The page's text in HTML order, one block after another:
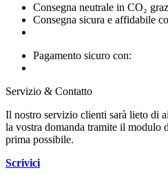
Consegna neutrale in CO₂
Consegna sicura e affidabile
Pagamento sicuro con:
Servizio & Contatto
Il nostro servizio clienti sarà lieto di
la vostra domanda tramite il modulo
prima possibile.
Scrivici